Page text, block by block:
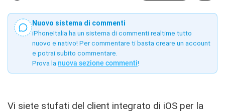
Nuovo sistema di commenti
iPhoneItalia ha un sistema di commenti realtime tutto
nuovo e nativo! Per commentare ti basta creare un account
e potrai subito commentare.
Prova la nuova sezione commenti!
Vi siete stufati del client integrato di iOS per la